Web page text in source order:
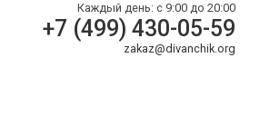
Каждый день: с 9:00 до 20:00
+7 (499) 430-05-59
zakaz@divanchik.org